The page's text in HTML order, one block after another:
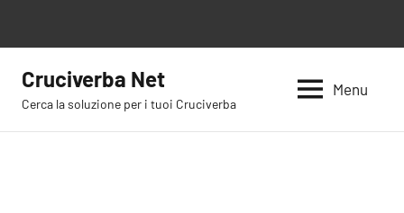
contenuto
Cruciverba Net
Cerca la soluzione per i tuoi Cruciverba
Menu